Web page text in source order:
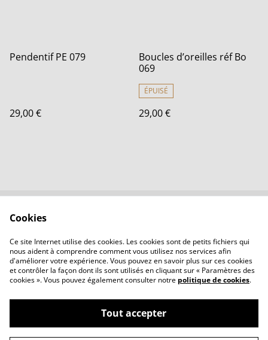
Pendentif PE 079
29,00 €
Boucles d’oreilles réf Bo
069
ÉPUISÉ
29,00 €
Politique de
confidentialité
Politique de cookies
©2026LBVerre
Cookies
Ce site Internet utilise des cookies. Les cookies sont de petits fichiers qui
nous aident à comprendre comment vous utilisez nos services afin
d'améliorer votre expérience. Vous pouvez en savoir plus sur ces cookies
et contrôler la façon dont ils sont utilisés en cliquant sur « Paramètres des
cookies ». Vous pouvez également consulter notre politique de cookies.
Tout accepter